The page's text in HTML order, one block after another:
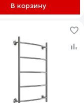
В корзину